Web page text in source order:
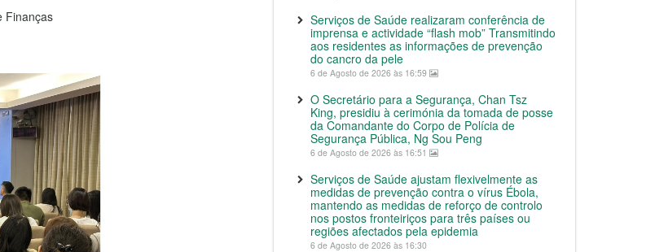
Finanças
Serviços de Saúde realizaram conferência de
imprensa e actividade “flash mob” Transmitindo
aos residentes as informações de prevenção
do cancro da pele
6 de Agosto de 2026 às 16:59
O Secretário para a Segurança, Chan Tsz
King, presidiu à cerimónia da tomada de posse
da Comandante do Corpo de Polícia de
Segurança Pública, Ng Sou Peng
6 de Agosto de 2026 às 16:51
Serviços de Saúde ajustam flexivelmente as
medidas de prevenção contra o vírus Ébola,
mantendo as medidas de reforço de controlo
nos postos fronteiriços para três países ou
regiões afectados pela epidemia
6 de Agosto de 2026 às 16:30